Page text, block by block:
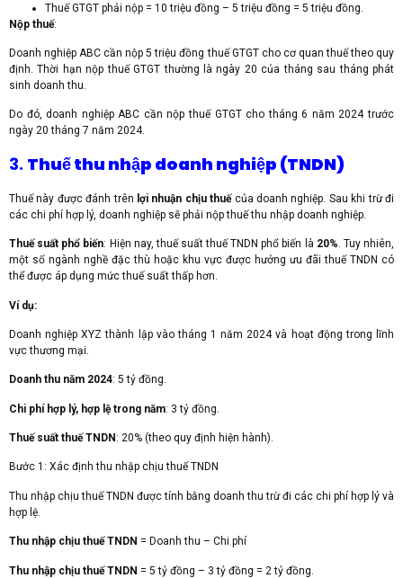
Thuế GTGT phải nộp = 10 triệu đồng – 5 triệu đồng = 5 triệu đồng.
Nộp thuế:
Doanh nghiệp ABC cần nộp 5 triệu đồng thuế GTGT cho cơ quan thuế theo quy
định. Thời hạn nộp thuế GTGT thường là ngày 20 của tháng sau tháng phát
sinh doanh thu.
Do đó, doanh nghiệp ABC cần nộp thuế GTGT cho tháng 6 năm 2024 trước
ngày 20 tháng 7 năm 2024.
3. Thuế thu nhập doanh nghiệp (TNDN)
Thuế này được đánh trên lợi nhuận chịu thuếcủa doanh nghiệp. Sau khi trừ đi
các chi phí hợp lý, doanh nghiệp sẽ phải nộp thuế thu nhập doanh nghiệp.
Thuế suất phổ biến: Hiện nay, thuế suất thuế TNDN phổ biến là 20%. Tuy nhiên,
một số ngành nghề đặc thù hoặc khu vực được hưởng ưu đãi thuế TNDN có
thể được áp dụng mức thuế suất thấp hơn.
Ví dụ:
Doanh nghiệp XYZ thành lập vào tháng 1 năm 2024 và hoạt động trong lĩnh
vực thương mại.
Doanh thu năm 2024: 5 tỷ đồng.
Chi phí hợp lý, hợp lệ trong năm: 3 tỷ đồng.
Thuế suất thuế TNDN : 20% (theo quy định hiện hành).
Bước 1: Xác định thu nhập chịu thuế TNDN
Thu nhập chịu thuế TNDN được tính bằng doanh thu trừ đi các chi phí hợp lý và
hợp lệ.
Thu nhập chịu thuế TNDN = Doanh thu – Chi phí
Thu nhập chịu thuế TNDN = 5 tỷ đồng – 3 tỷ đồng = 2 tỷ đồng.